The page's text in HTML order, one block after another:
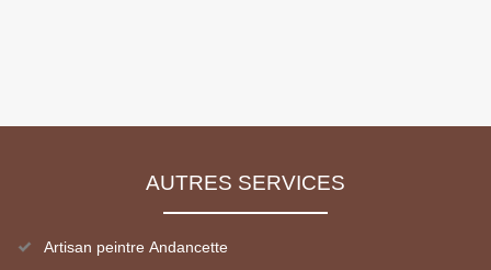
AUTRES SERVICES
Artisan peintre Andancette